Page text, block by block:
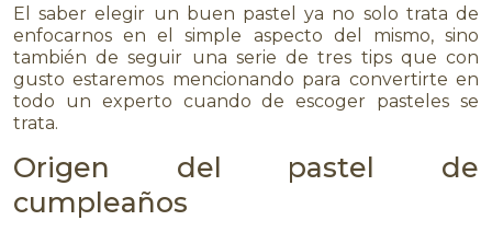
El saber elegir un buen pastel ya no solo trata de
enfocarnos en el simple aspecto del mismo, sino
también de seguir una serie de tres tips que con
gusto estaremos mencionando para convertirte en
todo un experto cuando de escoger pasteles se
trata.
Origen del pastel de
cumpleaños